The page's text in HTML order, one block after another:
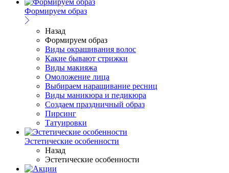
Формируем образ
Назад
Формируем образ
Виды окрашивания волос
Какие бывают стрижки
Виды макияжа
Омоложение лица
Выбираем наращивание ресниц
Виды маникюра и педикюра
Создаем праздничный образ
Пирсинг
Татуировки
Эстетические особенности
Назад
Эстетические особенности